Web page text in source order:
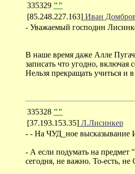
335329 ""
[85.248.227.163] Иван
- Уважаемый господин
В наше время даже Алле
записать что угодно,
Нельзя прекращать учиться и
335328 ""
[37.193.153.35] Л.Лисинкер
- - На ЧУД_ное высказывание
- А если подумать на
сегодня, не важно. То-есть,